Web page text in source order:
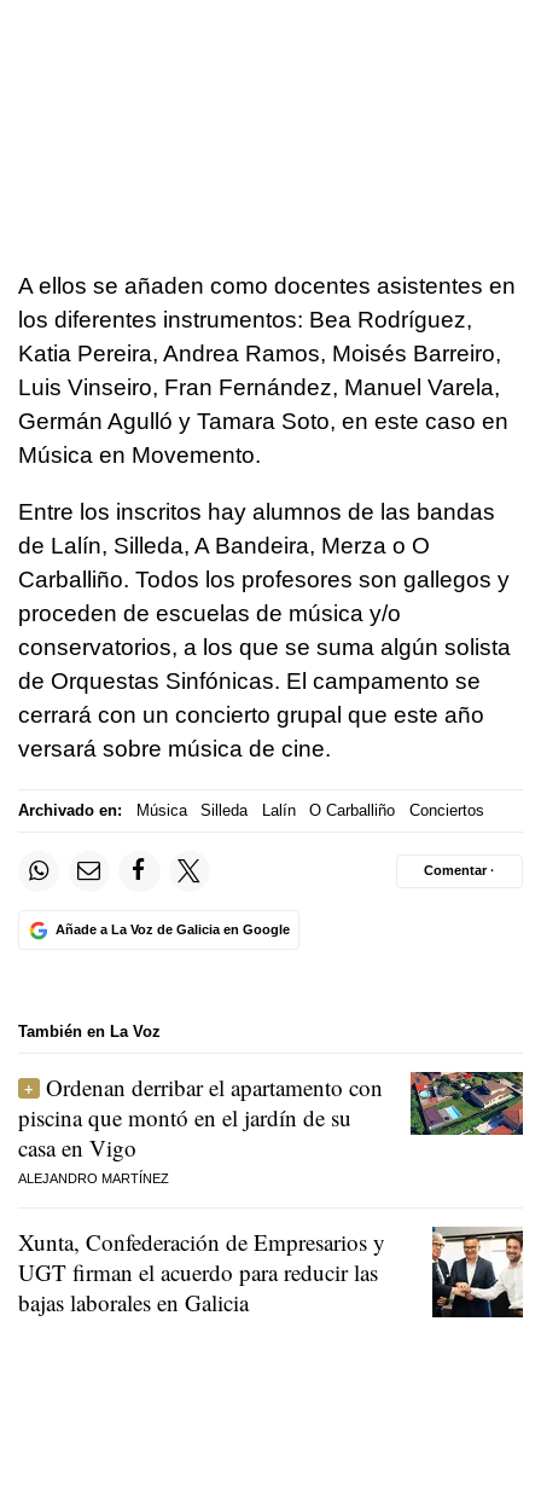
A ellos se añaden como docentes asistentes en
los diferentes instrumentos: Bea Rodríguez,
Katia Pereira, Andrea Ramos, Moisés Barreiro,
Luis Vinseiro, Fran Fernández, Manuel Varela,
Germán Agulló y Tamara Soto, en este caso en
Música en Movemento.
Entre los inscritos hay alumnos de las bandas
de Lalín, Silleda, A Bandeira, Merza o O
Carballiño. Todos los profesores son gallegos y
proceden de escuelas de música y/o
conservatorios, a los que se suma algún solista
de Orquestas Sinfónicas. El campamento se
cerrará con un concierto grupal que este año
versará sobre música de cine.
Archivado en: Música Silleda Lalín O Carballiño Conciertos
Añade a La Voz de Galicia en Google
Comentar ·
También en La Voz
Ordenan derribar el apartamento con
piscina que montó en el jardín de su
casa en Vigo
ALEJANDRO MARTÍNEZ
Xunta, Confederación de Empresarios y
UGT firman el acuerdo para reducir las
bajas laborales en Galicia